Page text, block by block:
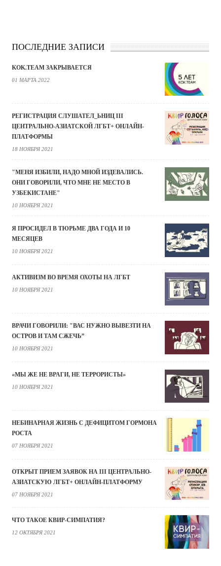
ПОСЛЕДНИЕ ЗАПИСИ
KOK.TEAM ЗАКРЫВАЕТСЯ
01 МАРТА 2022
РЕГИСТРАЦИЯ СЛУШАТЕЛ_ЬНИЦ III
ЦЕНТРАЛЬНО-АЗИАТСКОЙ ЛГБТ+ ОНЛАЙН-
ПЛАТФОРМЫ
18 НОЯБРЯ 2021
"МЕНЯ ИЗБИЛИ, НАДО МНОЙ ИЗДЕВАЛИСЬ.
ОНИ ГОВОРИЛИ, ЧТО МНЕ НЕ МЕСТО В
УЗБЕКИСТАНЕ"
10 НОЯБРЯ 2021
Я ПРОСИДЕЛ В ТЮРЬМЕ ДВА ГОДА И 10
МЕСЯЦЕВ
10 НОЯБРЯ 2021
АКТИВИЗМ ВО ВРЕМЯ ОХОТЫ НА ЛГБТ
10 НОЯБРЯ 2021
ВРАЧИ ГОВОРИЛИ: "ВАС НУЖНО ВЫВЕЗТИ НА
ОСТРОВ И ТАМ СЖЕЧЬ”
10 НОЯБРЯ 2021
«МЫ ЖЕ НЕ ВРАГИ, НЕ ТЕРРОРИСТЫ»
10 НОЯБРЯ 2021
НЕБИНАРНАЯ ЖИЗНЬ С ДЕФИЦИТОМ ГОРМОНА
РОСТА
07 НОЯБРЯ 2021
ОТКРЫТ ПРИЕМ ЗАЯВОК НА III ЦЕНТРАЛЬНО-
АЗИАТСКУЮ ЛГБТ+ ОНЛАЙН-ПЛАТФОРМУ
07 НОЯБРЯ 2021
ЧТО ТАКОЕ КВИР-СИМПАТИЯ?
12 ОКТЯБРЯ 2021